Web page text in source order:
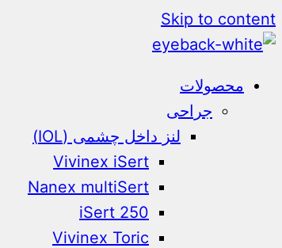
Skip to content
محصولات
جراحی
لنز داخل چشمی (IOL)
Vivinex iSert
Nanex multiSert
iSert 250
Vivinex Toric